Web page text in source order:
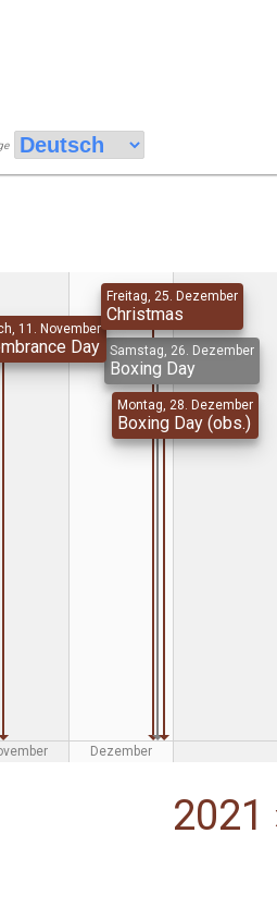
11. November
Day
Freitag, 25. Dezember
Christmas
Samstag, 26. Dezember
Boxing Day
Montag, 28. Dezember
Boxing Day (obs.)
Dezember
2021